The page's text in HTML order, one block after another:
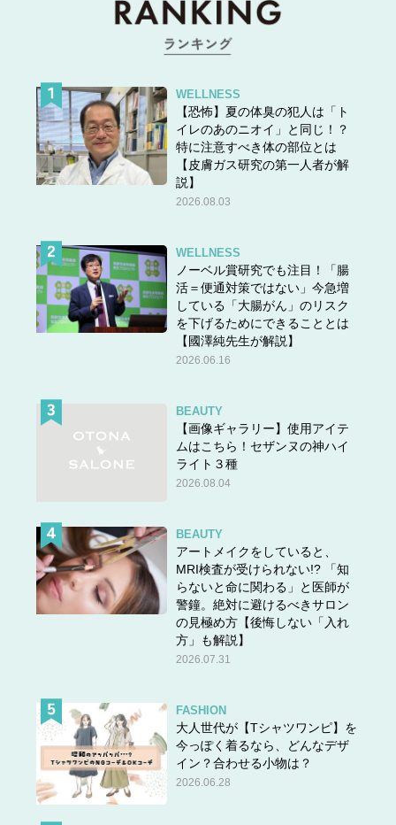
WELLNESS
【恐怖】夏の体臭の犯人は「ト
イレのあのニオイ」と同じ！？
特に注意すべき体の部位とは
【皮膚ガス研究の第一人者が解
説】
2026.08.03
WELLNESS
ノーベル賞研究でも注目！「腸
活＝便通対策ではない」今急増
している「大腸がん」のリスク
を下げるためにできることとは
【國澤純先生が解説】
2026.06.16
BEAUTY
【画像ギャラリー】使用アイテ
ムはこちら！セザンヌの神ハイ
ライト３種
2026.08.04
BEAUTY
アートメイクをしていると、
MRI検査が受けられない!? 「知
らないと命に関わる」と医師が
警鐘。絶対に避けるべきサロン
の見極め方【後悔しない「入れ
方」も解説】
2026.07.31
FASHION
大人世代が【Tシャツワンピ】を
今っぽく着るなら、どんなデザ
イン？合わせる小物は？
2026.06.28